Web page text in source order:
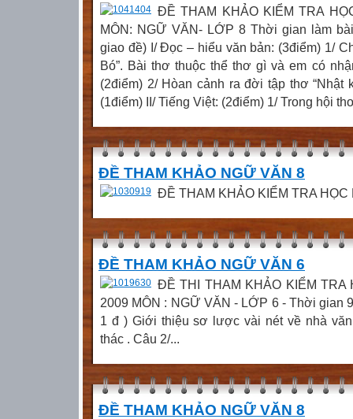
ĐỀ THAM KHẢO KIỂM TRA
MÔN: NGỮ VĂN- LỚP 8 Thời gian làm
giao đề) I/ Đọc – hiểu văn bản: (3điểm) 1/
Bó”. Bài thơ thuộc thể thơ gì và em có
(2điểm) 2/ Hòan cảnh ra đời tập thơ “Nhật
(1điểm) II/ Tiếng Việt: (2điểm) 1/ Trong hội
ĐỀ THAM KHẢO NGỮ VĂN 8
ĐỀ THAM KHẢO KIỂM TRA HỌC
ĐỀ THAM KHẢO NGỮ VĂN 6
ĐỀ THI THAM KHẢO KIỂM TRA
2009 MÔN : NGỮ VĂN - LỚP 6 - Thời gian
1 đ ) Giới thiệu sơ lược vài nét về nhà
thác . Câu 2/...
ĐỀ THAM KHẢO NGỮ VĂN 8